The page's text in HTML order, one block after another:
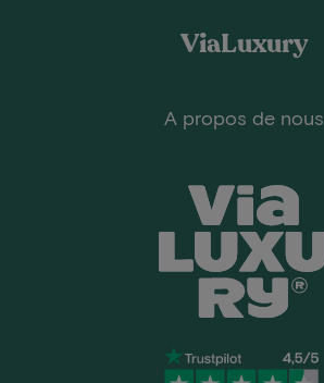
ViaLuxury
A propos de nous